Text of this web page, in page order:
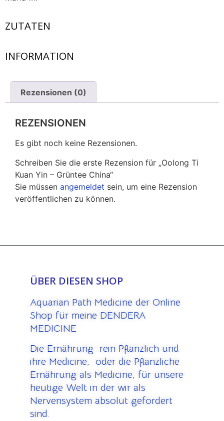
ZUTATEN
INFORMATION
Rezensionen (0)
REZENSIONEN
Es gibt noch keine Rezensionen.
Schreiben Sie die erste Rezension für „Oolong Ti
Kuan Yin – Grüntee China“
Sie müssen angemeldet sein, um eine Rezension
veröffentlichen zu können.
ÜBER DIESEN SHOP
Aquarian Path Medicine der Online
Shop für meine DENDERA
MEDICINE
Die Ernährung rein Pflanzlich und
ihre Medicine, oder die Pflanzliche
Ernährung als Medicine, für unsere
heutige Welt in der wir als
Nervensystem absolut gefordert
sind.